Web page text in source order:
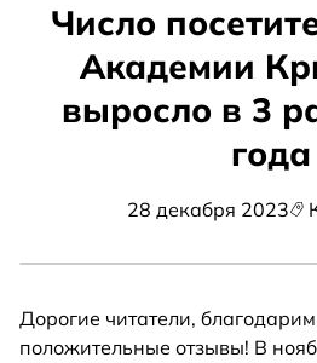
Число
Академии
выросло в 3
года
28 декабря 2023
Дорогие читатели,
положительные отзывы! В